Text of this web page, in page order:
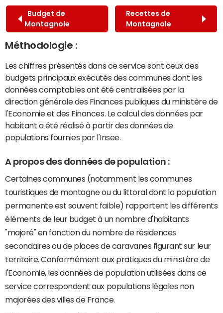
Budget de
Montagnole
Recettes de
Montagnole
Méthodologie :
Les chiffres présentés dans ce service sont ceux des
budgets principaux exécutés des communes dont les
données comptables ont été centralisées par la
direction générale des Finances publiques du ministère de
l'Economie et des Finances. Le calcul des données par
habitant a été réalisé à partir des données de
populations fournies par l'Insee.
A propos des données de population :
Certaines communes (notamment les communes
touristiques de montagne ou du littoral dont la population
permanente est souvent faible) rapportent les différents
éléments de leur budget à un nombre d'habitants
"majoré" en fonction du nombre de résidences
secondaires ou de places de caravanes figurant sur leur
territoire. Conformément aux pratiques du ministère de
l'Economie, les données de population utilisées dans ce
service correspondent aux populations légales non
majorées des villes de France.